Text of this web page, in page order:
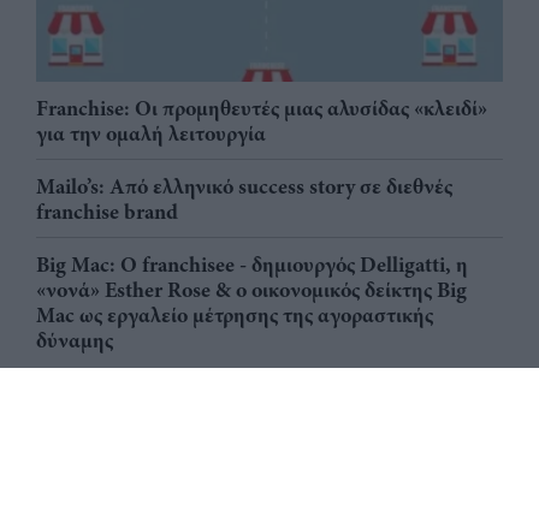
Franchise: Οι προμηθευτές μιας αλυσίδας «κλειδί»
για την ομαλή λειτουργία
Mailo’s: Από ελληνικό success story σε διεθνές
franchise brand
Big Mac: Ο franchisee - δημιουργός Delligatti, η
«νονά» Esther Rose & ο οικονομικός δείκτης Big
Mac ως εργαλείο μέτρησης της αγοραστικής
δύναμης